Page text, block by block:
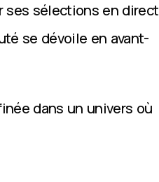
ses sélections en direct
se dévoile en avant-
dans un univers où